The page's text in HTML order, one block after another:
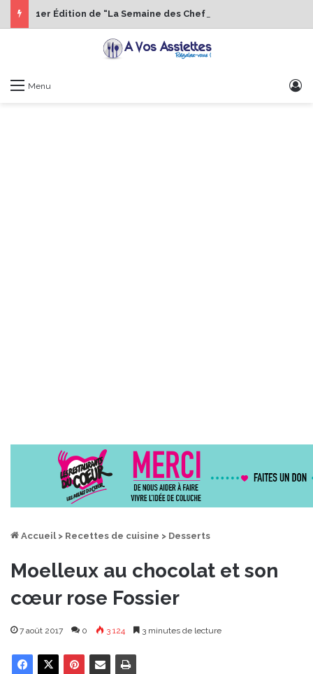
Menu
Accueil > Recettes de cuisine > Desserts
Moelleux au chocolat et son
cœur rose Fossier
7 août 2017 0 3 124 3 minutes de lecture